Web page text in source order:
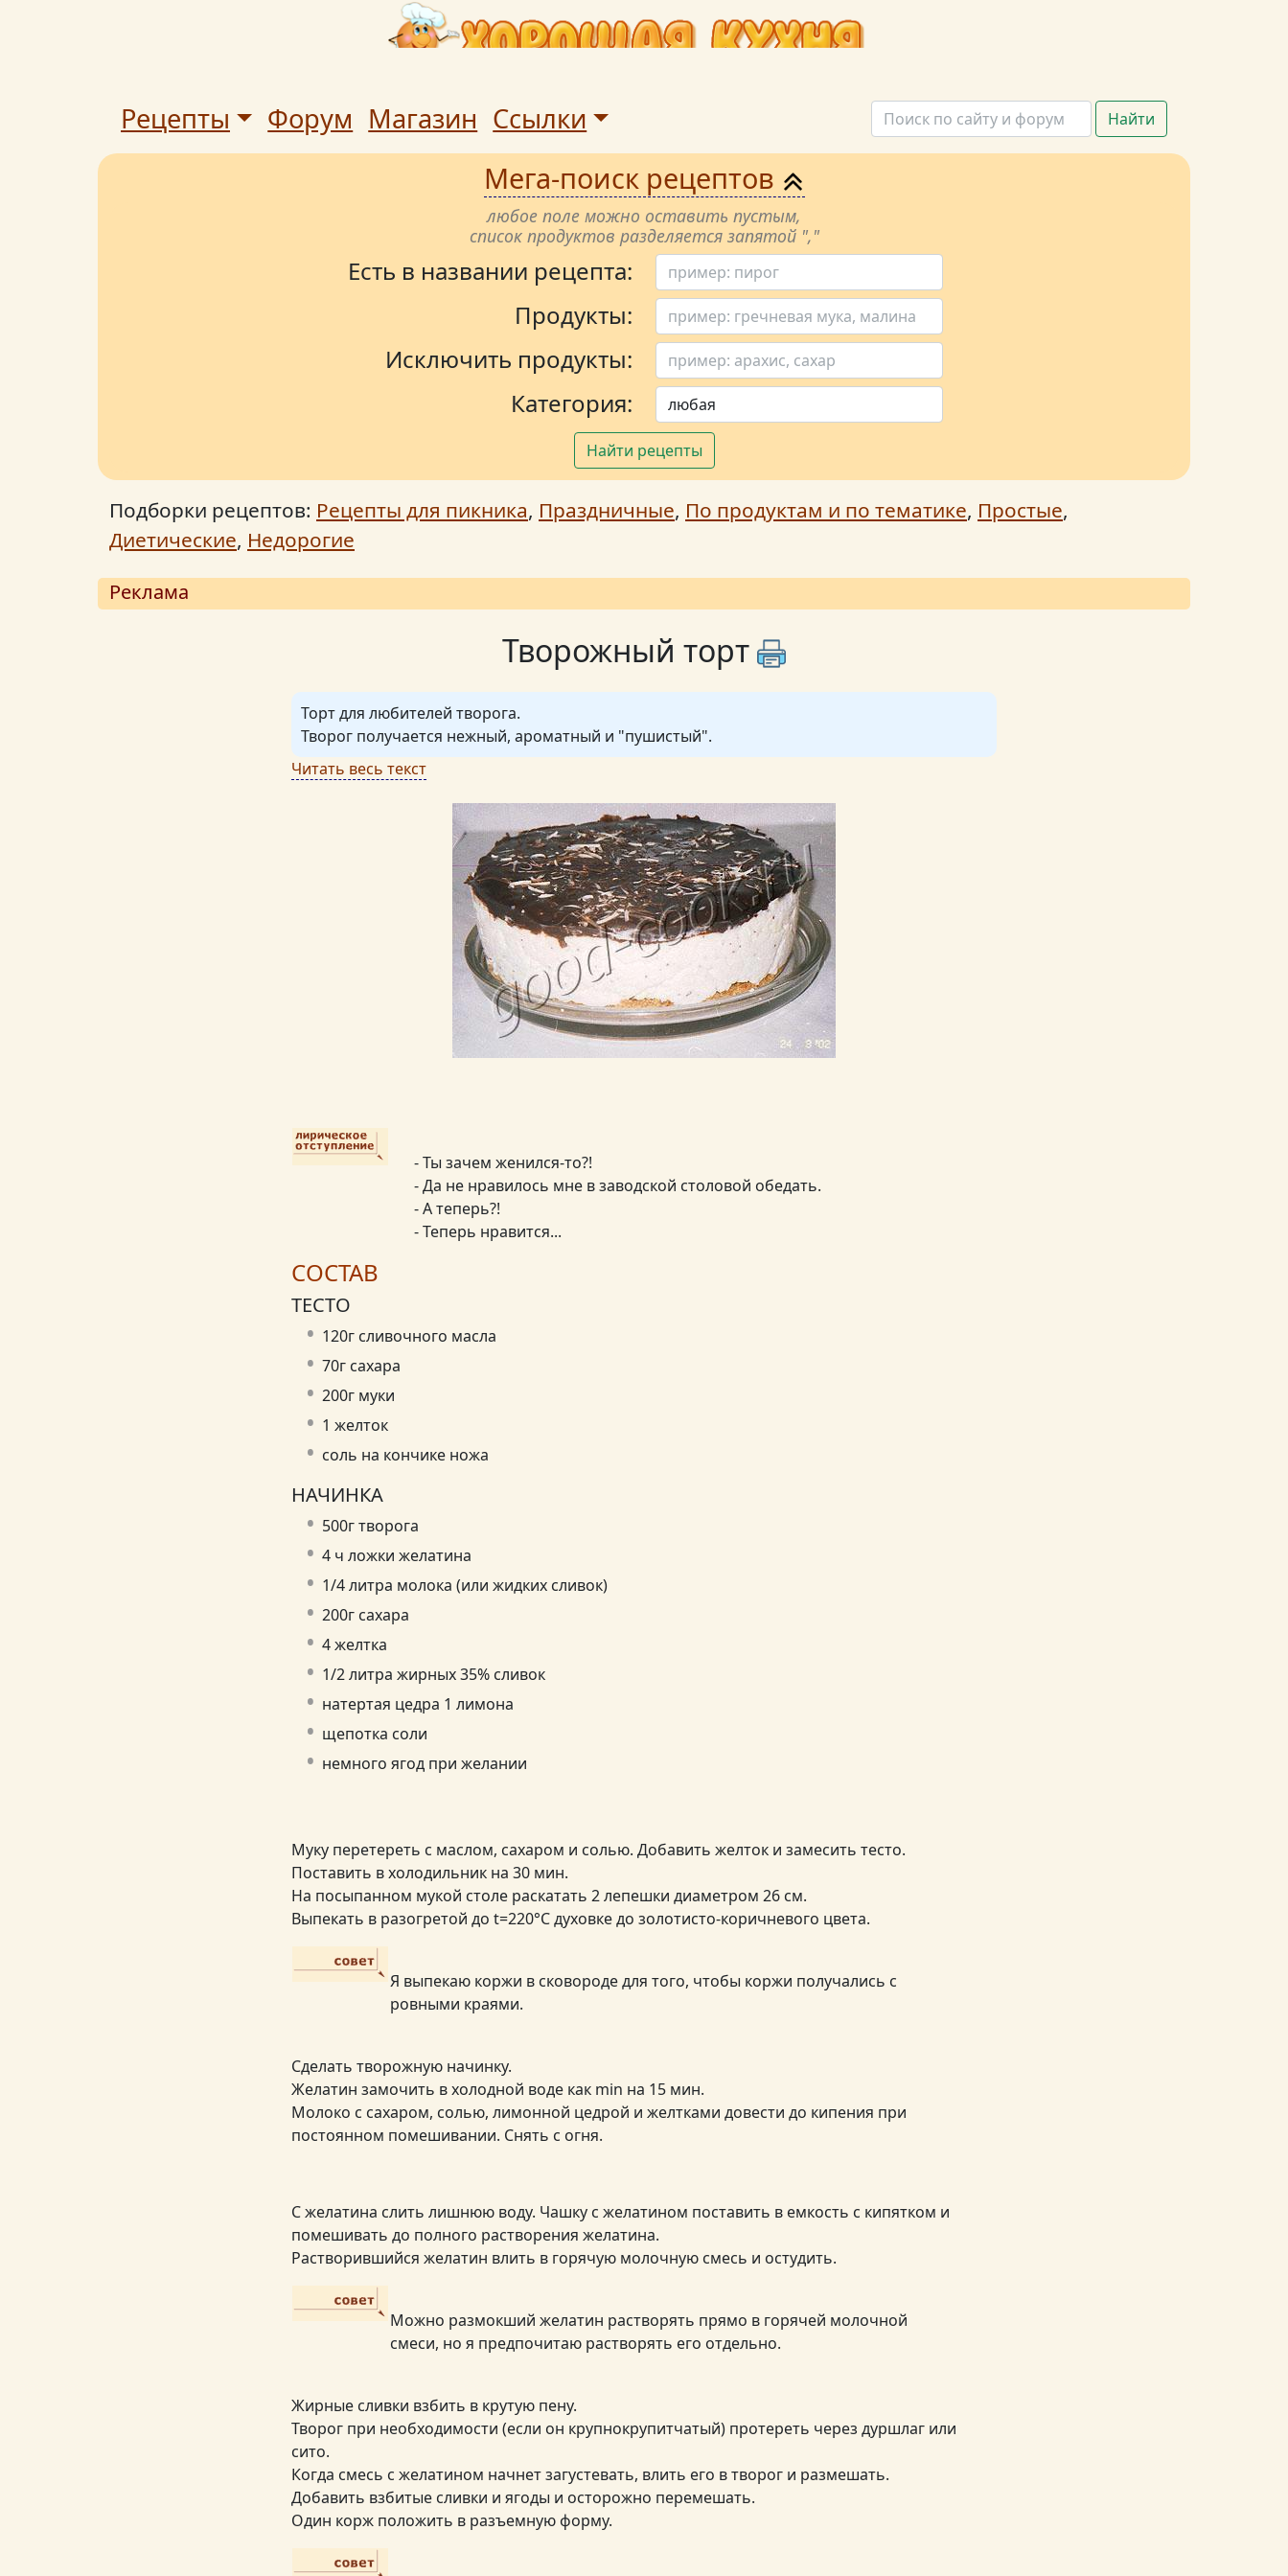
Рецепты Форум Магазин Ссылки Найти
Мега-поиск рецептов
любое поле можно оставить пустым,
список продуктов разделяется запятой ","
Есть в названии рецепта:
Продукты:
Исключить продукты:
Категория:
Найти рецепты
Подборки рецептов: Рецепты для пикника, Праздничные, По продуктам и по тематике, Простые,
Диетические, Недорогие
Реклама
Творожный торт
Торт для любителей творога.
Творог получается нежный, ароматный и "пушистый".
Читать весь текст
- Ты зачем женился-то?!
- Да не нравилось мне в заводской столовой обедать.
- А теперь?!
- Теперь нравится...
СОСТАВ
ТЕСТО
120г сливочного масла
70г сахара
200г муки
1 желток
соль на кончике ножа
НАЧИНКА
500г творога
4 ч ложки желатина
1/4 литра молока (или жидких сливок)
200г сахара
4 желтка
1/2 литра жирных 35% сливок
натертая цедра 1 лимона
щепотка соли
немного ягод при желании
Муку перетереть с маслом, сахаром и солью. Добавить желток и замесить тесто.
Поставить в холодильник на 30 мин.
На посыпанном мукой столе раскатать 2 лепешки диаметром 26 см.
Выпекать в разогретой до t=220°С духовке до золотисто-коричневого цвета.
Я выпекаю коржи в сковороде для того, чтобы коржи получались с
ровными краями.
Сделать творожную начинку.
Желатин замочить в холодной воде как min на 15 мин.
Молоко с сахаром, солью, лимонной цедрой и желтками довести до кипения при
постоянном помешивании. Снять с огня.
С желатина слить лишнюю воду. Чашку с желатином поставить в емкость с кипятком и
помешивать до полного растворения желатина.
Растворившийся желатин влить в горячую молочную смесь и остудить.
Можно размокший желатин растворять прямо в горячей молочной
смеси, но я предпочитаю растворять его отдельно.
Жирные сливки взбить в крутую пену.
Творог при необходимости (если он крупнокрупитчатый) протереть через дуршлаг или
сито.
Когда смесь с желатином начнет загустевать, влить его в творог и размешать.
Добавить взбитые сливки и ягоды и осторожно перемешать.
Один корж положить в разъемную форму.